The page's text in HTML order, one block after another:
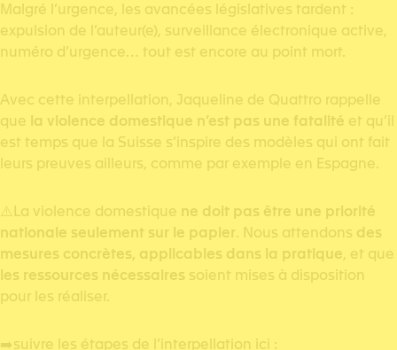
Malgré l’urgence, les avancées législatives tardent :
expulsion de l’auteur(e), surveillance électronique active,
numéro d’urgence… tout est encore au point mort.
Avec cette interpellation, Jaqueline de Quattro rappelle
que la violence domestique n’est pas une fatalité et qu’il
est temps que la Suisse s’inspire des modèles qui ont fait
leurs preuves ailleurs, comme par exemple en Espagne.
⚠️La violence domestique ne doit pas être une priorité
nationale seulement sur le papier. Nous attendons des
mesures concrètes, applicables dans la pratique, et que
les ressources nécessaires soient mises à disposition
pour les réaliser.
➡️suivre les étapes de l’interpellation ici :